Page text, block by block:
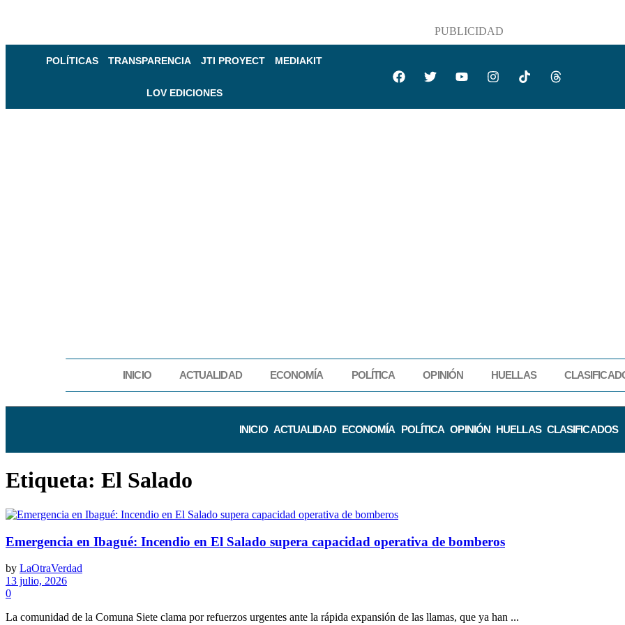
PUBLICIDAD
POLÍTICAS TRANSPARENCIA JTI PROYECT MEDIAKIT
LOV EDICIONES
INICIO ACTUALIDAD ECONOMÍA POLÍTICA OPINIÓN HUELLAS
INICIO ACTUALIDAD ECONOMÍA POLÍTICA OPINIÓN HUELLAS CLASIFICADOS
Etiqueta: El Salado
Emergencia en Ibagué: Incendio en El Salado supera capacidad operativa de bomberos
by LaOtraVerdad
13 julio, 2026
0
La comunidad de la Comuna Siete clama por refuerzos urgentes ante la rápida expansión de las llamas, que ya han ...